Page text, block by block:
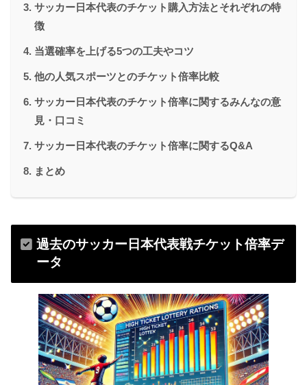
サッカー日本代表のチケット購入方法とそれぞれの特
徴
当選確率を上げる5つの工夫やコツ
他の人気スポーツとのチケット倍率比較
サッカー日本代表のチケット倍率に関するみんなの意
見・口コミ
サッカー日本代表のチケット倍率に関するQ&A
まとめ
過去のサッカー日本代表戦チケット倍率デ
ータ